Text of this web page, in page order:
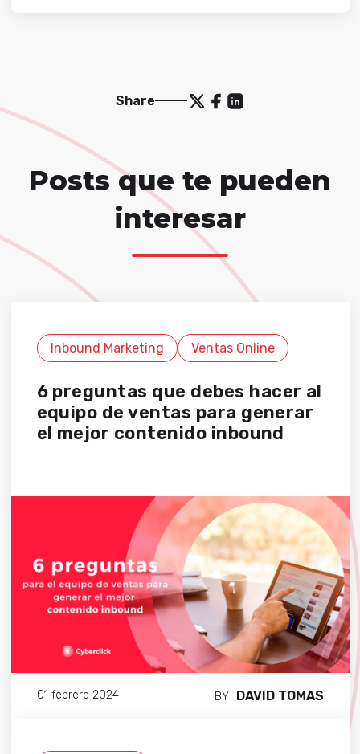
Share
Posts que te pueden
interesar
Inbound Marketing Ventas Online
6 preguntas que debes hacer al
equipo de ventas para generar
el mejor contenido inbound
01 febrero 2024 BY DAVID TOMAS